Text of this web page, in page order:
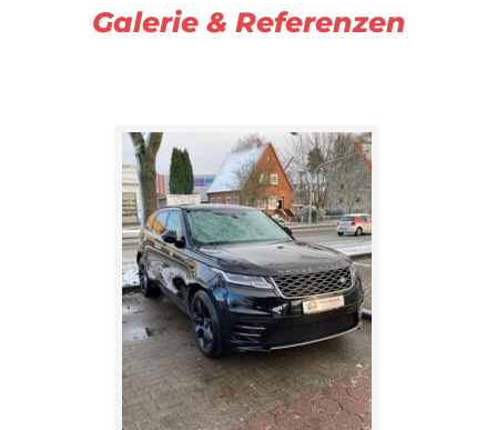
Galerie & Referenzen